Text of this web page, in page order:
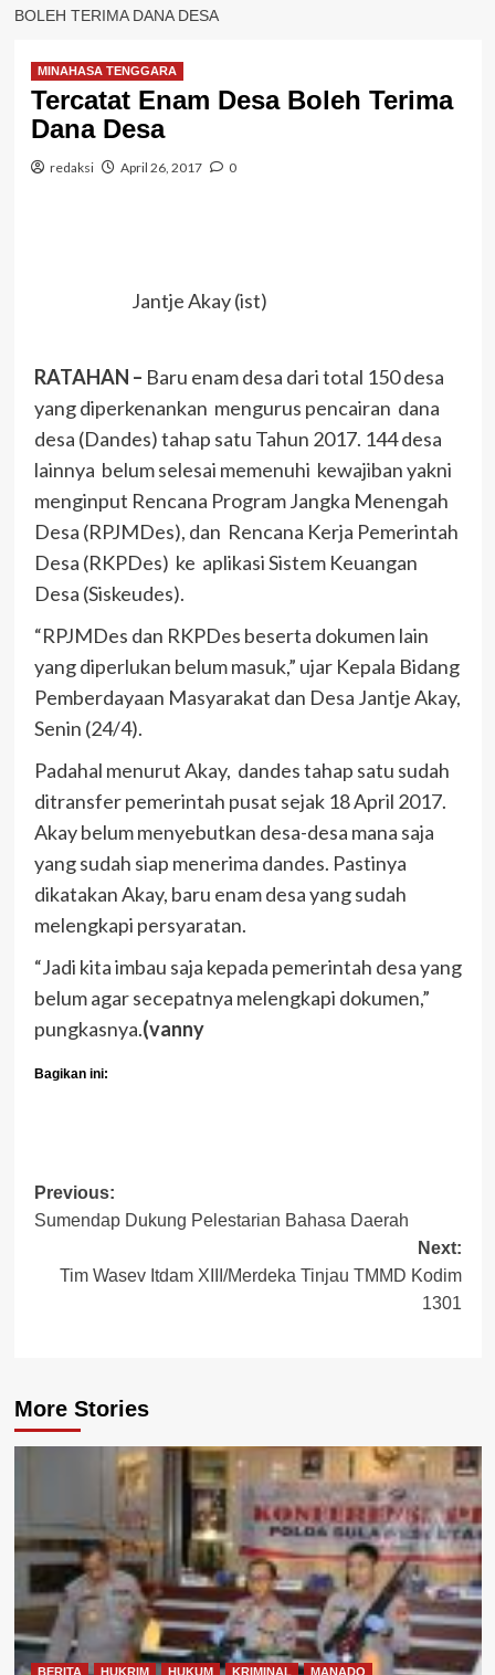
BOLEH TERIMA DANA DESA
MINAHASA TENGGARA
Tercatat Enam Desa Boleh Terima
Dana Desa
redaksi April 26, 2017 0
Jantje Akay (ist)
RATAHAN – Baru enam desa dari total 150 desa
yang diperkenankan mengurus pencairan dana
desa (Dandes) tahap satu Tahun 2017. 144 desa
lainnya belum selesai memenuhi kewajiban yakni
menginput Rencana Program Jangka Menengah
Desa (RPJMDes), dan Rencana Kerja Pemerintah
Desa (RKPDes) ke aplikasi Sistem Keuangan
Desa (Siskeudes).
“RPJMDes dan RKPDes beserta dokumen lain
yang diperlukan belum masuk,” ujar Kepala Bidang
Pemberdayaan Masyarakat dan Desa Jantje Akay,
Senin (24/4).
Padahal menurut Akay, dandes tahap satu sudah
ditransfer pemerintah pusat sejak 18 April 2017.
Akay belum menyebutkan desa-desa mana saja
yang sudah siap menerima dandes. Pastinya
dikatakan Akay, baru enam desa yang sudah
melengkapi persyaratan.
“Jadi kita imbau saja kepada pemerintah desa yang
belum agar secepatnya melengkapi dokumen,”
pungkasnya.(vanny
Bagikan ini:
Post
navigation
Previous:
Sumendap Dukung Pelestarian Bahasa Daerah
Next:
Tim Wasev Itdam XIII/Merdeka Tinjau TMMD Kodim
1301
More Stories
BERITA HUKRIM HUKUM KRIMINAL
MANADO